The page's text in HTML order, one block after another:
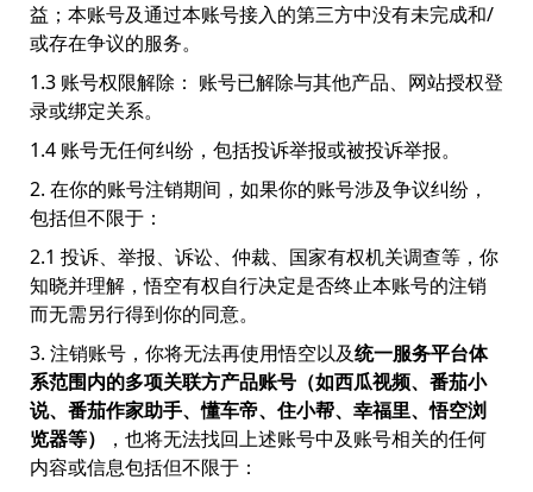
益；本账号及通过本账号接入的第三方中没有未完成和/
或存在争议的服务。
1.3 账号权限解除： 账号已解除与其他产品、网站授权登
录或绑定关系。
1.4 账号无任何纠纷，包括投诉举报或被投诉举报。
2. 在你的账号注销期间，如果你的账号涉及争议纠纷，
包括但不限于：
2.1 投诉、举报、诉讼、仲裁、国家有权机关调查等，你
知晓并理解，悟空有权自行决定是否终止本账号的注销
而无需另行得到你的同意。
3. 注销账号，你将无法再使用悟空以及统一服务平台体
系范围内的多项关联方产品账号（如西瓜视频、番茄小
说、番茄作家助手、懂车帝、住小帮、幸福里、悟空浏
览器等）
，也将无法找回上述账号中及账号相关的任何
内容或信息包括但不限于：